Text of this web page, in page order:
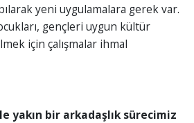
yeni uygulamalara gerek var.
gençleri uygun kültür
için çalışmalar ihmal
yakın bir arkadaşlık sürecimiz